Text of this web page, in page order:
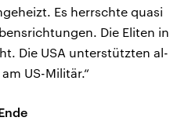
Es herrschte quasi
Die Eliten in
Die USA unterstützten al-
US-Militär.“